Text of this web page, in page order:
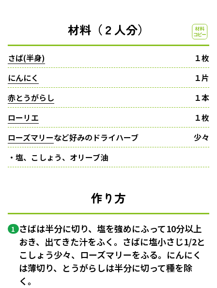
材料（２人分）
さば(半身)
１枚
にんにく
１片
赤とうがらし
１本
ローリエ
１枚
ローズマリーなど好みのドライハーブ
少々
・塩、こしょう、オリーブ油
作り方
1 さばは半分に切り、塩を強めにふって10分以上
おき、出てきた汁をふく。さばに塩小さじ1/2と
こしょう少々、ローズマリーをふる。にんにく
は薄切り、とうがらしは半分に切って種を除
く。